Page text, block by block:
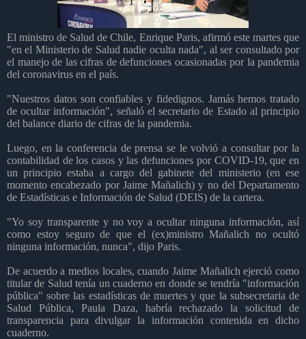
El ministro de Salud de Chile, Enrique Paris, afirmó este martes que
"en el Ministerio de Salud nadie oculta nada", al ser consultado por
el manejo de las cifras de defunciones ocasionadas por la pandemia
del coronavirus en el país.
"Nuestros datos son confiables y fidedignos. Jamás hemos tratado
de ocultar información", señaló el secretario de Estado al principio
del balance diario de cifras de la pandemia.
Luego, en la conferencia de prensa se le volvió a consultar por la
contabilidad de los casos y las defunciones por COVID-19, que en
un principio estaba a cargo del gabinete del ministerio (en ese
momento encabezado por Jaime Mañalich) y no del Departamento
de Estadísticas e Información de Salud (DEIS) de la cartera.
"Yo soy transparente y no voy a ocultar ninguna información, así
como estoy seguro de que el (ex)ministro Mañalich no ocultó
ninguna información, nunca", dijo Paris.
De acuerdo a medios locales, cuando Jaime Mañalich ejerció como
titular de Salud tenía un cuaderno en donde se tendría "información
pública" sobre las estadísticas de muertes y que la subsecretaria de
Salud Pública, Paula Daza, habría rechazado la solicitud de
transparencia para divulgar la información contenida en dicho
cuaderno.